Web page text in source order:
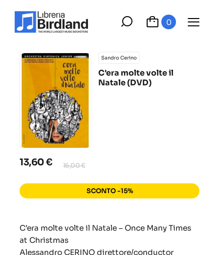
0
Sandro Cerino
C'era molte volte il
Natale (DVD)
13,60 € 16,00 €
SCONTO -15%
C’era molte volte il Natale – Once Many Times
at Christmas
Alessandro CERINO direttore/conductor